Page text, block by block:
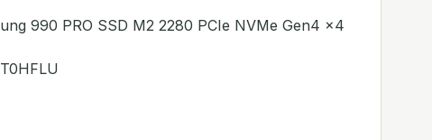
990 PRO SSD M2 2280 PCIe NVMe Gen4 x4